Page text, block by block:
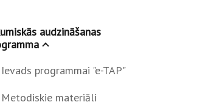
audzināšanas
Ievads programmai "e-TAP"
Metodiskie materiāli